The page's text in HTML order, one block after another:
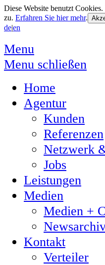
Diese Website benutzt
zu. Erfahren Sie hier mehr.
de|en
Menu
Menu schließen
Home
Agentur
Kunden
Referenzen
Netzwerk
Jobs
Leistungen
Medien
Medien +
Kontakt
Verteiler